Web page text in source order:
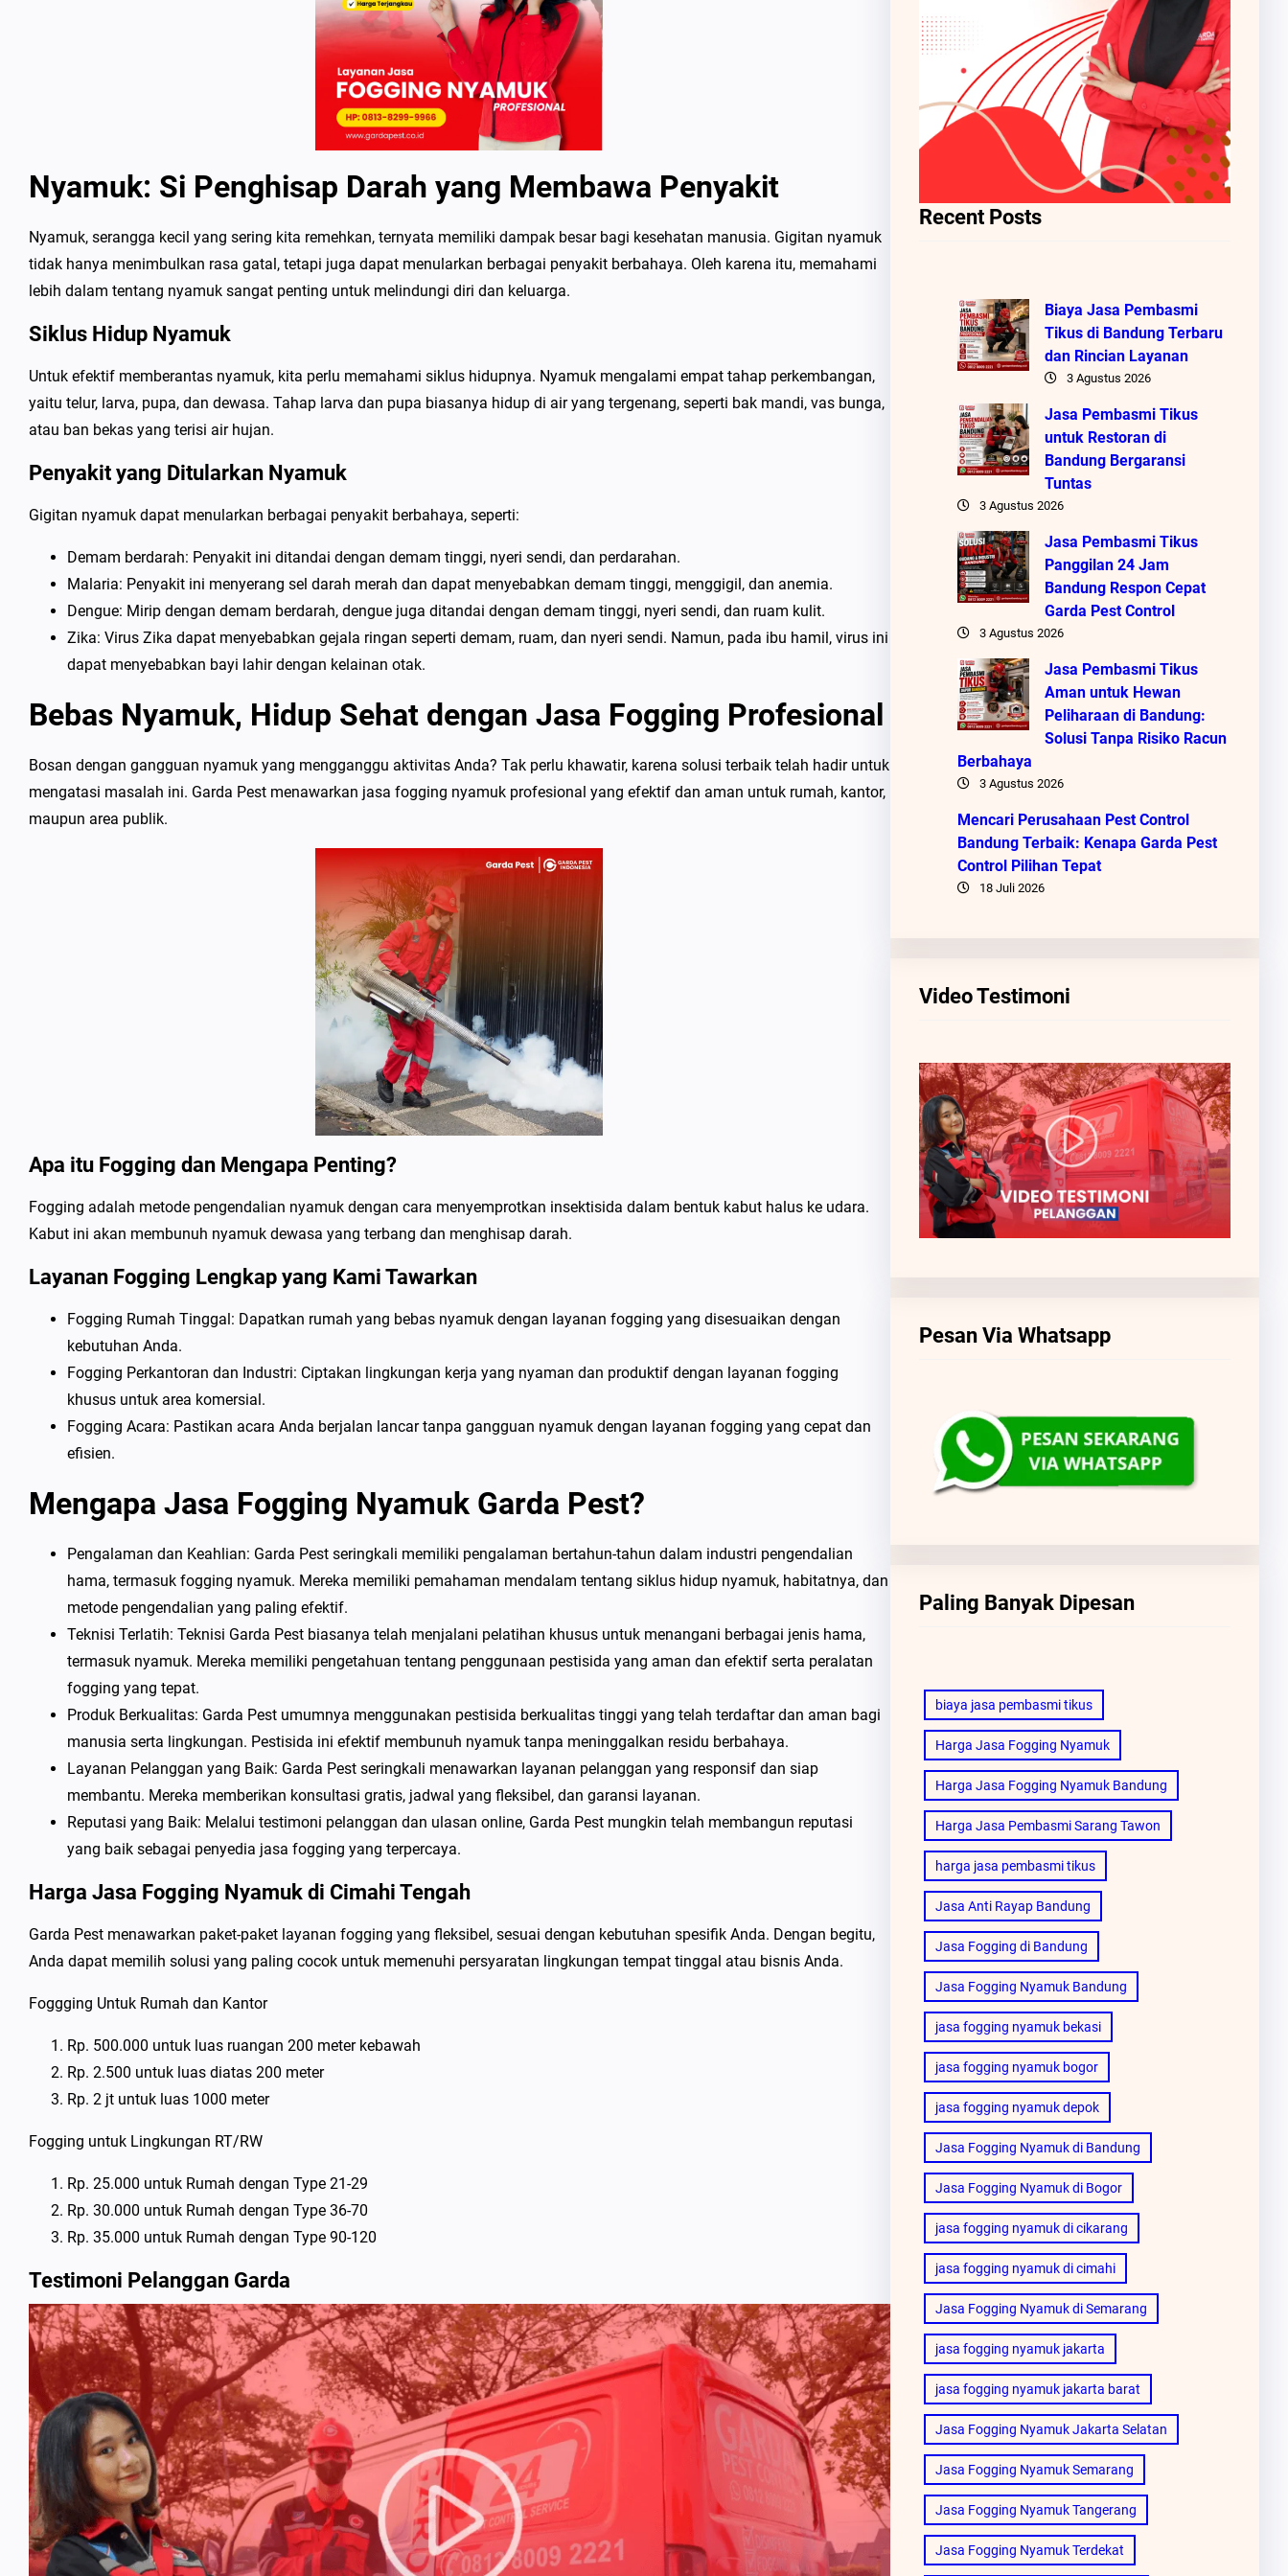
Nyamuk: Si Penghisap Darah yang Membawa Penyakit
Nyamuk, serangga kecil yang sering kita remehkan, ternyata memiliki dampak besar bagi kesehatan manusia. Gigitan nyamuk
tidak hanya menimbulkan rasa gatal, tetapi juga dapat menularkan berbagai penyakit berbahaya. Oleh karena itu, memahami
lebih dalam tentang nyamuk sangat penting untuk melindungi diri dan keluarga.
Siklus Hidup Nyamuk
Untuk efektif memberantas nyamuk, kita perlu memahami siklus hidupnya. Nyamuk mengalami empat tahap perkembangan,
yaitu telur, larva, pupa, dan dewasa. Tahap larva dan pupa biasanya hidup di air yang tergenang, seperti bak mandi, vas bunga,
atau ban bekas yang terisi air hujan.
Penyakit yang Ditularkan Nyamuk
Gigitan nyamuk dapat menularkan berbagai penyakit berbahaya, seperti:
Demam berdarah: Penyakit ini ditandai dengan demam tinggi, nyeri sendi, dan perdarahan.
Malaria: Penyakit ini menyerang sel darah merah dan dapat menyebabkan demam tinggi, menggigil, dan anemia.
Dengue: Mirip dengan demam berdarah, dengue juga ditandai dengan demam tinggi, nyeri sendi, dan ruam kulit.
Zika: Virus Zika dapat menyebabkan gejala ringan seperti demam, ruam, dan nyeri sendi. Namun, pada ibu hamil, virus ini
dapat menyebabkan bayi lahir dengan kelainan otak.
Bebas Nyamuk, Hidup Sehat dengan Jasa Fogging Profesional
Bosan dengan gangguan nyamuk yang mengganggu aktivitas Anda? Tak perlu khawatir, karena solusi terbaik telah hadir untuk
mengatasi masalah ini. Garda Pest menawarkan jasa fogging nyamuk profesional yang efektif dan aman untuk rumah, kantor,
maupun area publik.
Apa itu Fogging dan Mengapa Penting?
Fogging adalah metode pengendalian nyamuk dengan cara menyemprotkan insektisida dalam bentuk kabut halus ke udara.
Kabut ini akan membunuh nyamuk dewasa yang terbang dan menghisap darah.
Layanan Fogging Lengkap yang Kami Tawarkan
Fogging Rumah Tinggal: Dapatkan rumah yang bebas nyamuk dengan layanan fogging yang disesuaikan dengan
kebutuhan Anda.
Fogging Perkantoran dan Industri: Ciptakan lingkungan kerja yang nyaman dan produktif dengan layanan fogging
khusus untuk area komersial.
Fogging Acara: Pastikan acara Anda berjalan lancar tanpa gangguan nyamuk dengan layanan fogging yang cepat dan
efisien.
Mengapa Jasa Fogging Nyamuk Garda Pest?
Pengalaman dan Keahlian: Garda Pest seringkali memiliki pengalaman bertahun-tahun dalam industri pengendalian
hama, termasuk fogging nyamuk. Mereka memiliki pemahaman mendalam tentang siklus hidup nyamuk, habitatnya, dan
metode pengendalian yang paling efektif.
Teknisi Terlatih: Teknisi Garda Pest biasanya telah menjalani pelatihan khusus untuk menangani berbagai jenis hama,
termasuk nyamuk. Mereka memiliki pengetahuan tentang penggunaan pestisida yang aman dan efektif serta peralatan
fogging yang tepat.
Produk Berkualitas: Garda Pest umumnya menggunakan pestisida berkualitas tinggi yang telah terdaftar dan aman bagi
manusia serta lingkungan. Pestisida ini efektif membunuh nyamuk tanpa meninggalkan residu berbahaya.
Layanan Pelanggan yang Baik: Garda Pest seringkali menawarkan layanan pelanggan yang responsif dan siap
membantu. Mereka memberikan konsultasi gratis, jadwal yang fleksibel, dan garansi layanan.
Reputasi yang Baik: Melalui testimoni pelanggan dan ulasan online, Garda Pest mungkin telah membangun reputasi
yang baik sebagai penyedia jasa fogging yang terpercaya.
Harga Jasa Fogging Nyamuk di Cimahi Tengah
Garda Pest menawarkan paket-paket layanan fogging yang fleksibel, sesuai dengan kebutuhan spesifik Anda. Dengan begitu,
Anda dapat memilih solusi yang paling cocok untuk memenuhi persyaratan lingkungan tempat tinggal atau bisnis Anda.
Foggging Untuk Rumah dan Kantor
Rp. 500.000 untuk luas ruangan 200 meter kebawah
Rp. 2.500 untuk luas diatas 200 meter
Rp. 2 jt untuk luas 1000 meter
Fogging untuk Lingkungan RT/RW
Rp. 25.000 untuk Rumah dengan Type 21-29
Rp. 30.000 untuk Rumah dengan Type 36-70
Rp. 35.000 untuk Rumah dengan Type 90-120
Testimoni Pelanggan Garda
Recent Posts
Biaya Jasa Pembasmi
Tikus di Bandung Terbaru
dan Rincian Layanan
3 Agustus 2026
Jasa Pembasmi Tikus
untuk Restoran di
Bandung Bergaransi
Tuntas
3 Agustus 2026
Jasa Pembasmi Tikus
Panggilan 24 Jam
Bandung Respon Cepat
Garda Pest Control
3 Agustus 2026
Jasa Pembasmi Tikus
Aman untuk Hewan
Peliharaan di Bandung:
Solusi Tanpa Risiko Racun
Berbahaya
3 Agustus 2026
Mencari Perusahaan Pest Control
Bandung Terbaik: Kenapa Garda Pest
Control Pilihan Tepat
18 Juli 2026
Video Testimoni
Pesan Via Whatsapp
Paling Banyak Dipesan
biaya jasa pembasmi tikus
Harga Jasa Fogging Nyamuk
Harga Jasa Fogging Nyamuk Bandung
Harga Jasa Pembasmi Sarang Tawon
harga jasa pembasmi tikus
Jasa Anti Rayap Bandung
Jasa Fogging di Bandung
Jasa Fogging Nyamuk Bandung
jasa fogging nyamuk bekasi
jasa fogging nyamuk bogor
jasa fogging nyamuk depok
Jasa Fogging Nyamuk di Bandung
Jasa Fogging Nyamuk di Bogor
jasa fogging nyamuk di cikarang
jasa fogging nyamuk di cimahi
Jasa Fogging Nyamuk di Semarang
jasa fogging nyamuk jakarta
jasa fogging nyamuk jakarta barat
Jasa Fogging Nyamuk Jakarta Selatan
Jasa Fogging Nyamuk Semarang
Jasa Fogging Nyamuk Tangerang
Jasa Fogging Nyamuk Terdekat